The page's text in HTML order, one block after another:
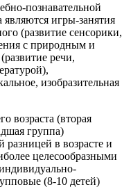
познавательной
являются игры-занятия
(развитие сенсорики,
с природным и
речи,
изобразительная
возраста (вторая
группа)
разницей в возрасте и
целесообразными
(8-10 детей)